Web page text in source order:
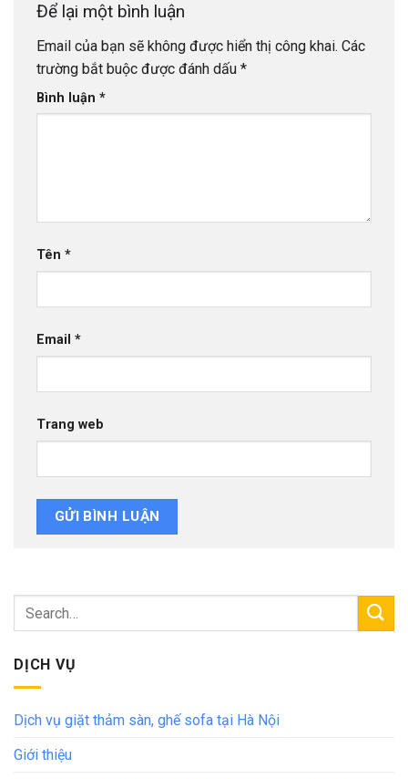
Để lại một bình luận
Email của bạn sẽ không được hiển thị công khai. Các
trường bắt buộc được đánh dấu *
Bình luận *
Tên *
Email *
Trang web
DỊCH VỤ
Dịch vụ giặt thảm sàn, ghế sofa tại Hà Nội
Giới thiệu